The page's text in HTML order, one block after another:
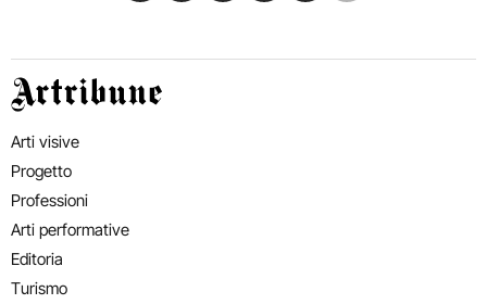
Artribune
Arti visive
Progetto
Professioni
Arti performative
Editoria
Turismo